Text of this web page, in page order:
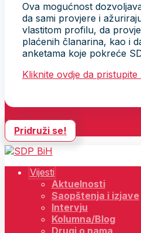
Ova mogućnost
da sami provjere i
vlastitom profilu, da
plaćenih članarina, kao i
anketama koje pokreće
Kliknite ovdje da pristupite
Pridruži se!
Vijesti
Aktuelnosti
Saopštenja i izjave
Intervju
Kolumna/Blog
Drugi o nama